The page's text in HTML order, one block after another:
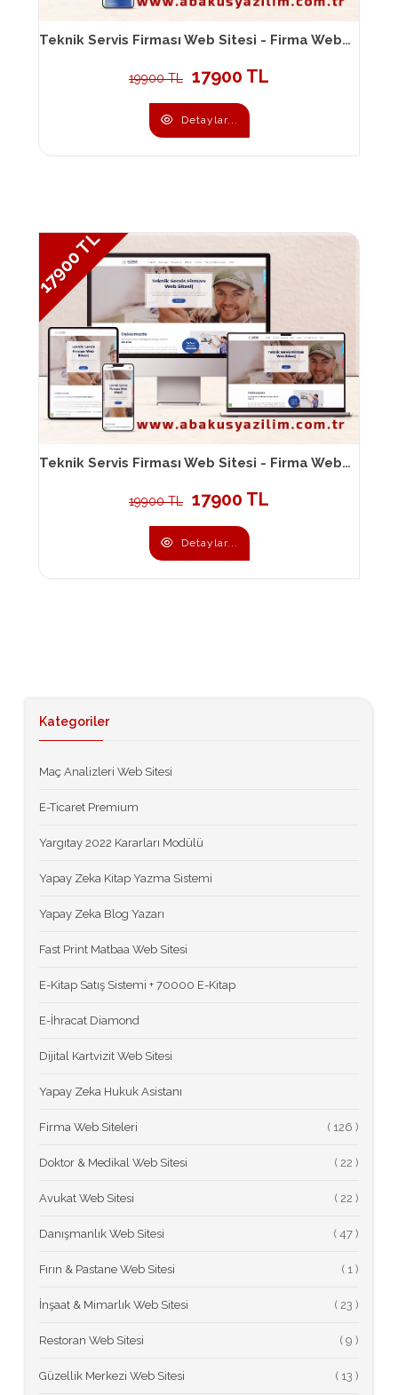
Teknik Servis Firması Web Sitesi - Firma Web Sitesi 097
19900 TL 17900 TL
Detaylar...
17900 TL
Teknik Servis Firması Web Sitesi - Firma Web Sitesi 098
19900 TL 17900 TL
Detaylar...
Kategoriler
Maç Analizleri Web Sitesi
E-Ticaret Premium
Yargıtay 2022 Kararları Modülü
Yapay Zeka Kitap Yazma Sistemi
Yapay Zeka Blog Yazarı
Fast Print Matbaa Web Sitesi
E-Kitap Satış Sistemi + 70000 E-Kitap
E-İhracat Diamond
Dijital Kartvizit Web Sitesi
Yapay Zeka Hukuk Asistanı
Firma Web Siteleri (
Doktor & Medikal Web Sitesi (
Avukat Web Sitesi (
Danışmanlık Web Sitesi (
Fırın & Pastane Web Sitesi (
İnşaat & Mimarlık Web Sitesi (
Restoran Web Sitesi (
Güzellik Merkezi Web Sitesi (